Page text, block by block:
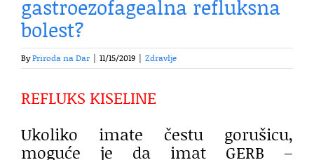
gastroezofagealna refluksna
bolest?
ByPriroda na Dar 11/15/2019 Zdravlje
REFLUKS KISELINE
Ukoliko imate čestu gorušicu,
moguće je da imat GERB –